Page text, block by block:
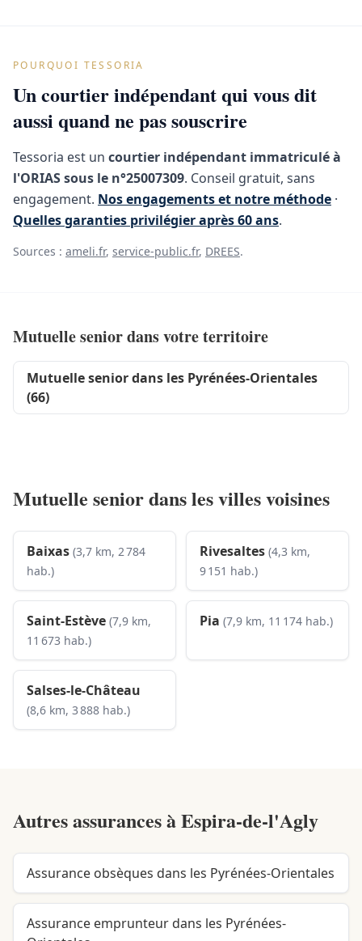
POURQUOI TESSORIA
Un courtier indépendant qui vous dit
aussi quand ne pas souscrire
Tessoria est un courtier indépendant immatriculé à
l'ORIAS sous le n°25007309. Conseil gratuit, sans
engagement. Nos engagements et notre méthode ·
Quelles garanties privilégier après 60 ans.
Sources : ameli.fr, service-public.fr, DREES.
Mutuelle senior dans votre territoire
Mutuelle senior dans les Pyrénées-Orientales
(66)
Mutuelle senior dans les villes voisines
Baixas (3,7 km, 2 784
hab.)
Rivesaltes (4,3 km,
9 151 hab.)
Saint-Estève (7,9 km,
11 673 hab.)
Pia (7,9 km, 11 174 hab.)
Salses-le-Château
(8,6 km, 3 888 hab.)
Autres assurances àEspira-de-l'Agly
Assurance obsèques dans les Pyrénées-Orientales
Assurance emprunteur dans les Pyrénées-